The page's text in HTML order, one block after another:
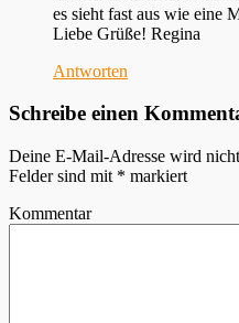
es sieht fast aus wie eine
Liebe Grüße! Regina
Antworten
Schreibe einen
Deine E-Mail-Adresse wird
Felder sind mit * markiert
Kommentar